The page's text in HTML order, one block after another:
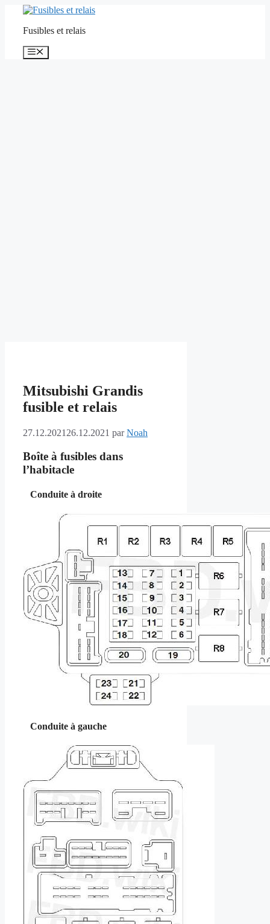
contenuFusibles et relais
Menu
Mitsubishi Grandis
fusible et relais
27.12.2021 26.12.2021 parNoah
Boîte à fusibles dans
l’habitacle
Conduite à droite
Conduite à gauche